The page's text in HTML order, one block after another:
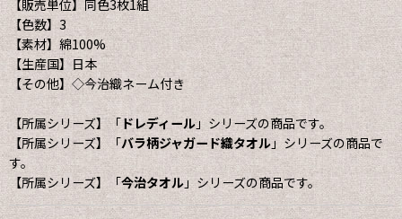
【販売単位】同色3枚1組
【色数】3
【素材】綿100%
【生産国】日本
【その他】◇今治織ネーム付き
【所属シリーズ】「ドレディール」シリーズの商品です。
【所属シリーズ】「バラ柄ジャガード織タオル」シリーズの商品で
す。
【所属シリーズ】「今治タオル」シリーズの商品です。